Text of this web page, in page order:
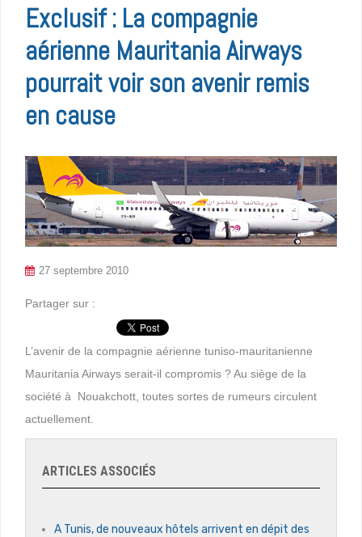
Exclusif : La compagnie
aérienne Mauritania Airways
pourrait voir son avenir remis
en cause
27 septembre 2010
Partager sur :
L’avenir de la compagnie aérienne tuniso-mauritanienne
Mauritania Airways serait-il compromis ? Au siège de la
société à Nouakchott, toutes sortes de rumeurs circulent
actuellement.
ARTICLES ASSOCIÉS
A Tunis, de nouveaux hôtels arrivent en dépit des